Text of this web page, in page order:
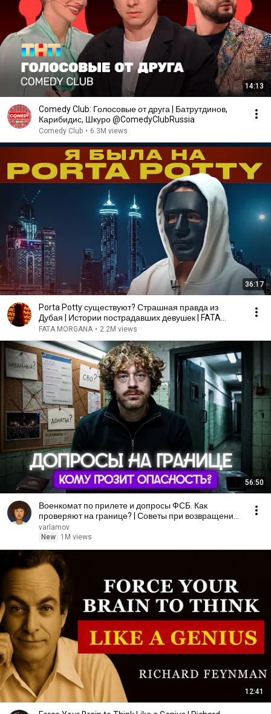
14:13
Comedy Club: Голосовые от друга | Батрутдинов,
Карибидис, Шкуро @ComedyClubRussia
Comedy Club • 6.3M views
36:17
Porta Potty существуют? Страшная правда из
Дубая | Истории пострадавших девушек | FATA
MORGANA
FATA MORGANA • 2.2M views
56:50
Военкомат по прилете и допросы ФСБ. Как
проверяют на границе? | Советы при возвращении
в Россию
varlamov
New
1M views
12:41